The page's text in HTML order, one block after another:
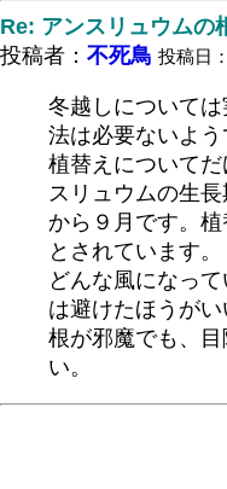
Re: アンスリュウムの
投稿者： 不死鳥 投稿日
冬越しについて
法は必要ないよう
植替えについて
スリュウムの生長
から９月です。
とされています。
どんな風になっ
は避けたほうがい
根が邪魔でも、
い。